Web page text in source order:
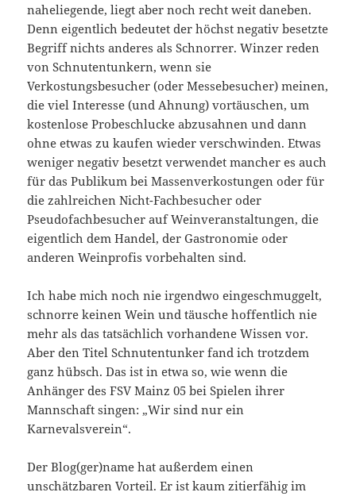
naheliegende, liegt aber noch recht weit daneben.
Denn eigentlich bedeutet der höchst negativ besetzte
Begriff nichts anderes als Schnorrer. Winzer reden
von Schnutentunkern, wenn sie
Verkostungsbesucher (oder Messebesucher) meinen,
die viel Interesse (und Ahnung) vortäuschen, um
kostenlose Probeschlucke abzusahnen und dann
ohne etwas zu kaufen wieder verschwinden. Etwas
weniger negativ besetzt verwendet mancher es auch
für das Publikum bei Massenverkostungen oder für
die zahlreichen Nicht-Fachbesucher oder
Pseudofachbesucher auf Weinveranstaltungen, die
eigentlich dem Handel, der Gastronomie oder
anderen Weinprofis vorbehalten sind.
Ich habe mich noch nie irgendwo eingeschmuggelt,
schnorre keinen Wein und täusche hoffentlich nie
mehr als das tatsächlich vorhandene Wissen vor.
Aber den Titel Schnutentunker fand ich trotzdem
ganz hübsch. Das ist in etwa so, wie wenn die
Anhänger des FSV Mainz 05 bei Spielen ihrer
Mannschaft singen: „Wir sind nur ein
Karnevalsverein“.
Der Blog(ger)name hat außerdem einen
unschätzbaren Vorteil. Er ist kaum zitierfähig im